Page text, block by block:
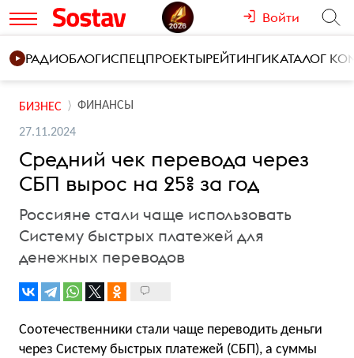
Войти
РАДИОБЛОГИСПЕЦПРОЕКТЫРЕЙТИНГИКАТАЛОГ
БИЗНЕС ФИНАНСЫ
27.11.2024
Средний чек перевода через
СБП вырос на 25% за год
Россияне стали чаще использовать
Систему быстрых платежей для
денежных переводов
Соотечественники стали чаще переводить деньги
через Систему быстрых платежей (СБП), а суммы